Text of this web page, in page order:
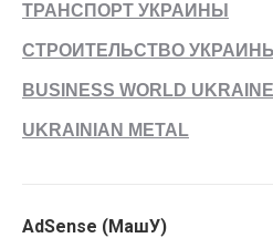
ТРАНСПОРТ УКРАИНЫ
СТРОИТЕЛЬСТВО УКРАИНЫ
BUSINESS WORLD UKRAINE
UKRAINIAN METAL
AdSense (МашУ)